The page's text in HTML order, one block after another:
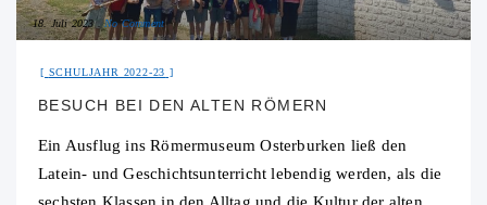
18. Juli 2023 No Comment
SCHULJAHR 2022-23
BESUCH BEI DEN ALTEN RÖMERN
Ein Ausflug ins Römermuseum Osterburken ließ den
Latein- und Geschichtsunterricht lebendig werden, als die